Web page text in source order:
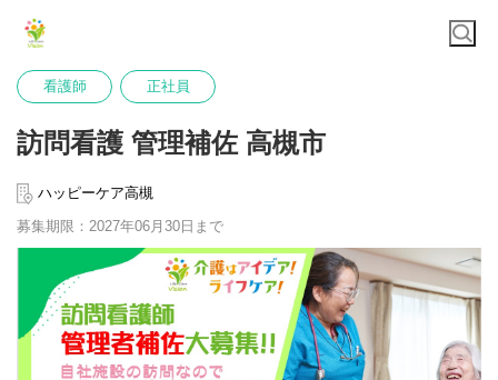
看護師 正社員
訪問看護 管理補佐 高槻市
ハッピーケア高槻
募集期限：2027年06月30日まで